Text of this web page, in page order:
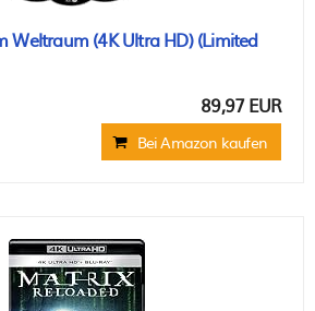
Weltraum (4K Ultra HD) (Limited
89,97 EUR
Bei Amazon kaufen